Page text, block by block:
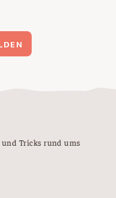
Tricks rund ums